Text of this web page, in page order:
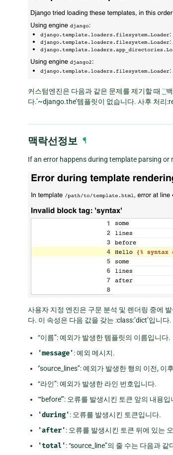
커스텀엔진은 다음과 같은 문제를 제기할 때 ``
다.’~django.the’템플릿이 없습니다. 사후 처리
맥락선정보 ¶
If an error happens during template parsing or
사용자 지정 엔진은 구문 분석 및 렌더링 중에
다. 이 속성은 다음 값을 갖는 :class:’dict’입니다.
“이름”: 예외가 발생한 템플릿의 이름입니다.
'message': 예외 메시지.
‘’source_lines’’: 예외가 발생한 행의 이전,
“라인”: 예외가 발생한 라인 번호입니다.
“‘before’”: 오류를 발생시킨 토큰 앞의 내용입
'during': 오류를 발생시킨 토큰입니다.
'after': 오류를 발생시킨 토큰 뒤에 있는
'total': “source_line”의 줄 수는 다음과 같